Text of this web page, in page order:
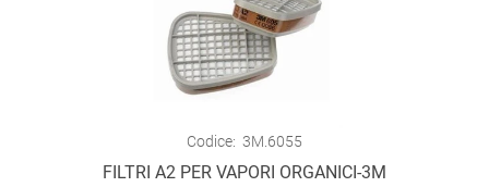
Codice: 3M.6055
FILTRI A2 PER VAPORI ORGANICI-3M